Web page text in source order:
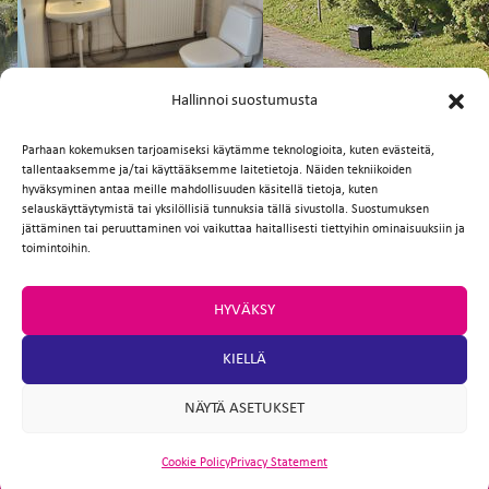
Hallinnoi suostumusta
Parhaan kokemuksen tarjoamiseksi käytämme teknologioita, kuten evästeitä,
tallentaaksemme ja/tai käyttääksemme laitetietoja. Näiden tekniikoiden
hyväksyminen antaa meille mahdollisuuden käsitellä tietoja, kuten
selauskäyttäytymistä tai yksilöllisiä tunnuksia tällä sivustolla. Suostumuksen
jättäminen tai peruuttaminen voi vaikuttaa haitallisesti tiettyihin ominaisuuksiin ja
toimintoihin.
HYVÄKSY
KIELLÄ
NÄYTÄ ASETUKSET
Cookie PolicyPrivacy Statement
FI
Facebook
TwitterEmailWhatsApp